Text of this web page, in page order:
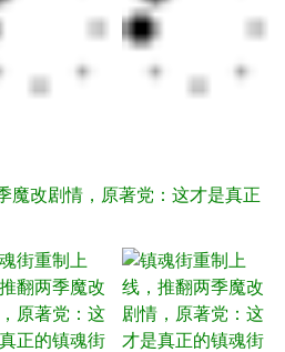
魔改剧情，原著党：这才是真正